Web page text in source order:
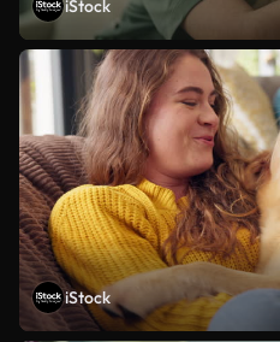
iStock
iStock